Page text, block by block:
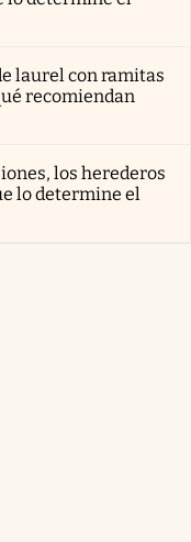
laurel con ramitas
recomiendan
los herederos
lo determine el